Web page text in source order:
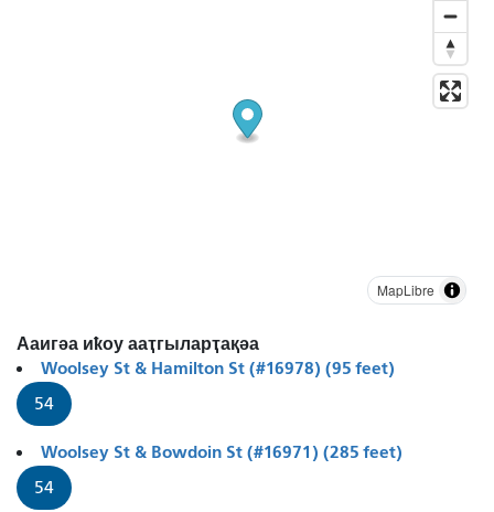
MapLibre
Ааигәа иҟоу ааҭгыларҭақәа
Woolsey St & Hamilton St (#16978) (95 feet)
54
Woolsey St & Bowdoin St (#16971) (285 feet)
54